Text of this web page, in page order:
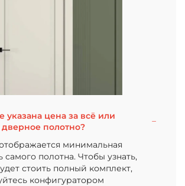
указана цена за всё или
дверное полотно?
минимальная
самого полотна. Чтобы узнать,
стоить полный комплект,
конфигуратором